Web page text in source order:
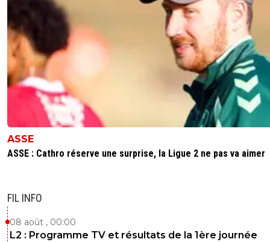
ASSE
ASSE : Cathro réserve une surprise, la Ligue 2 ne pas va aimer
FIL INFO
08 août , 00:00
L2 : Programme TV et résultats de la 1ère journée